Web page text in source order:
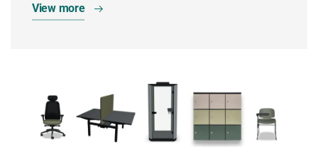
View more